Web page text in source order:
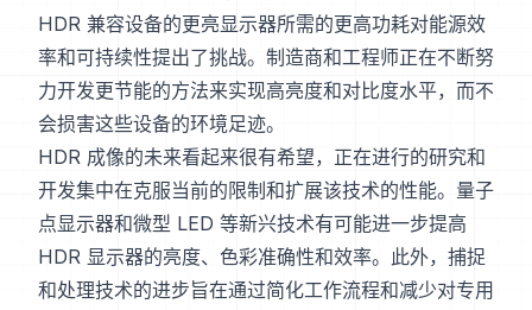
HDR 兼容设备的更亮显示器所需的更高功耗对能源效
率和可持续性提出了挑战。制造商和工程师正在不断努
力开发更节能的方法来实现高亮度和对比度水平，而不
会损害这些设备的环境足迹。
HDR 成像的未来看起来很有希望，正在进行的研究和
开发集中在克服当前的限制和扩展该技术的性能。量子
点显示器和微型 LED 等新兴技术有可能进一步提高
HDR 显示器的亮度、色彩准确性和效率。此外，捕捉
和处理技术的进步旨在通过简化工作流程和减少对专用